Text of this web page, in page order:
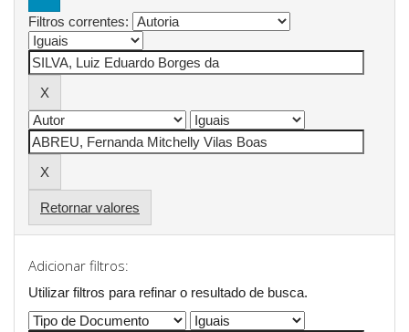
Filtros correntes:
Retornar valores
Adicionar filtros:
Utilizar filtros para refinar o resultado de busca.